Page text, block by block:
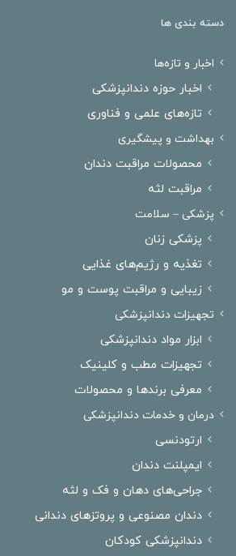
دسته بندی ها
اخبار و تازه‌ها
اخبار حوزه دندانپزشکی
تازه‌های علمی و فناوری
بهداشت و پیشگیری
محصولات مراقبت دندان
مراقبت لثه
پزشکی – سلامت
پزشکی زنان
تغذیه و رژیم‌های غذایی
زیبایی و مراقبت پوست و مو
تجهیزات دندانپزشکی
ابزار مواد دندانپزشکی
تجهیزات مطب و کلینیک
معرفی برندها و محصولات
درمان‌ و خدمات دندانپزشکی
ارتودنسی
ایمپلنت دندان
جراحی‌های دهان و فک و لثه
دندان مصنوعی و پروتزهای دندانی
دندانپزشکی کودکان